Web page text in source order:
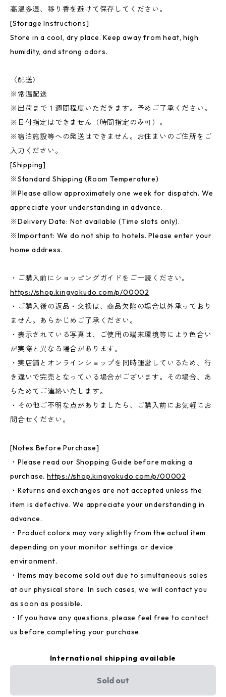
高温多湿、移り香を避けて保存してください。
[Storage Instructions]
Store in a cool, dry place. Keep away from heat, high
humidity, and strong odors.
〈配送〉
※常温配送
※出荷まで１週間程度いただきます。予めご了承ください。
※日付指定はできません（時間指定のみ可）。
※宿泊施設等への発送はできません。お住まいのご住所をご
入力ください。
[Shipping]
※Standard Shipping (Room Temperature)
※Please allow approximately one week for dispatch. We
appreciate your understanding in advance.
※Delivery Date: Not available (Time slots only).
※Important: We do not ship to hotels. Please enter your
home address.
・ご購入前にショッピングガイドをご一読ください。
https://shop.kingyokudo.com/p/00002
・ご購入後の返品・交換は、商品欠陥の場合以外承っており
ません。あらかじめご了承ください。
・表示されている写真は、ご使用の端末環境等により色合い
が実際と異なる場合があります。
・実店舗とオンラインショップを同時運営しているため、行
き違いで完売となっている場合がございます。その場合、あ
らためてご連絡いたします。
・その他ご不明な点がありましたら、ご購入前にお気軽にお
問合せください。
[Notes Before Purchase]
・Please read our Shopping Guide before making a
purchase.https://shop.kingyokudo.com/p/00002
・Returns and exchanges are not accepted unless the
item is defective. We appreciate your understanding in
advance.
・Product colors may vary slightly from the actual item
depending on your monitor settings or device
environment.
・Items may become sold out due to simultaneous sales
at our physical store. In such cases, we will contact you
as soon as possible.
・If you have any questions, please feel free to contact
us before completing your purchase.
International shipping available
Sold out